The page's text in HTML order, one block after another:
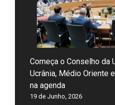
Começa o Conselho da
Ucrânia, Médio Oriente
na agenda
19 de Junho, 2026